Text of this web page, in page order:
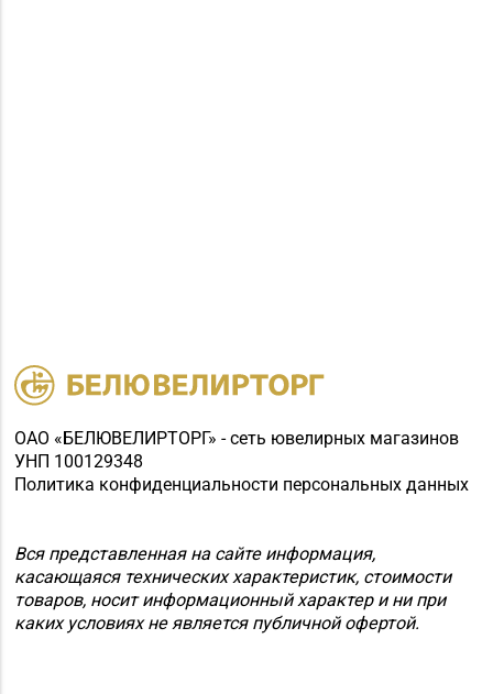
ОАО «БЕЛЮВЕЛИРТОРГ» - сеть ювелирных магазинов
УНП 100129348
Политика конфиденциальности персональных данных
Вся представленная на сайте информация,
касающаяся технических характеристик, стоимости
товаров, носит информационный характер и ни при
каких условиях не является публичной офертой.